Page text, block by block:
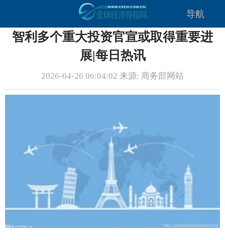
导航
智利多个重大投资官宣或取得重要进
展|每日热讯
2026-04-26 06:04:02 来源: 商务部网站